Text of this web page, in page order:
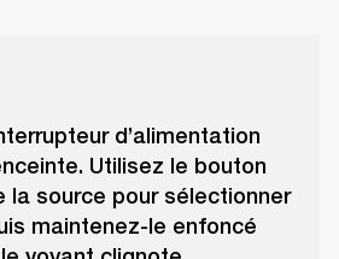
d’alimentation
Utilisez le bouton
la source pour sélectionner
maintenez-le enfoncé